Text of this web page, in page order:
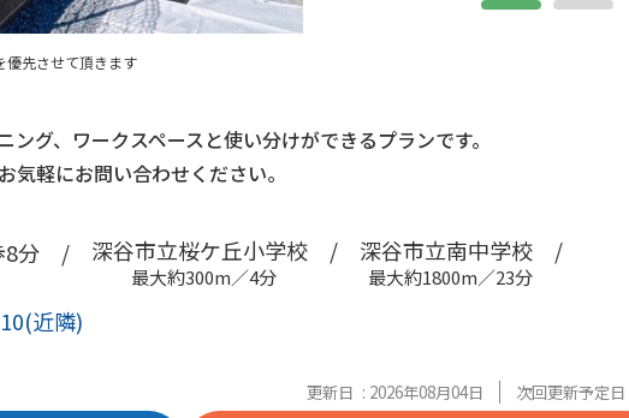
先させて頂きます
グ、ワークスペースと使い分けができるプランです。
軽にお問い合わせください。
8分 / 深谷市立桜ケ丘小学校 /
最大約300m／4分
深谷市立南中学校 /
最大約1800m／23分
近隣)
更新日 : 2026年08月04日 次回更新予定